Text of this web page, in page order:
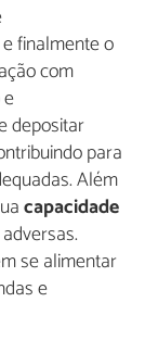
finalmente o
com
depositar
para
Além
capacidade
se alimentar
e